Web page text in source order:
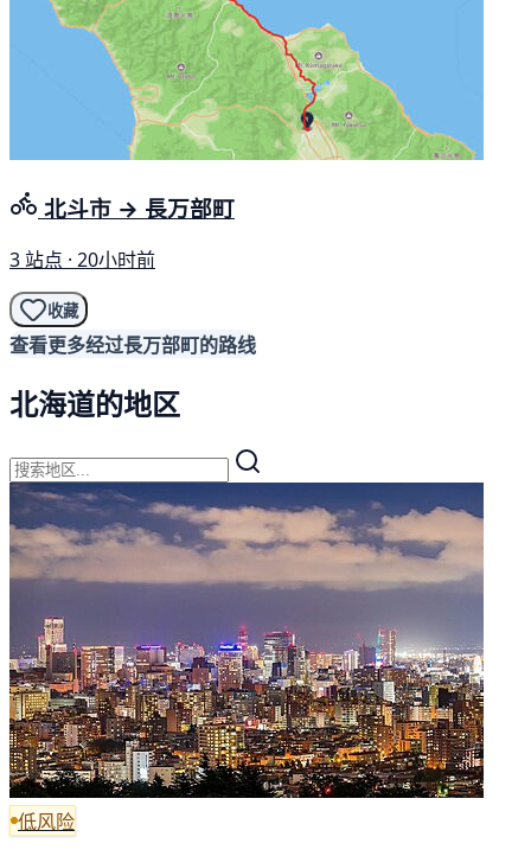
北斗市 → 長万部町
3 站点 · 20小时前
收藏
查看更多经过長万部町的路线
北海道的地区
低风险